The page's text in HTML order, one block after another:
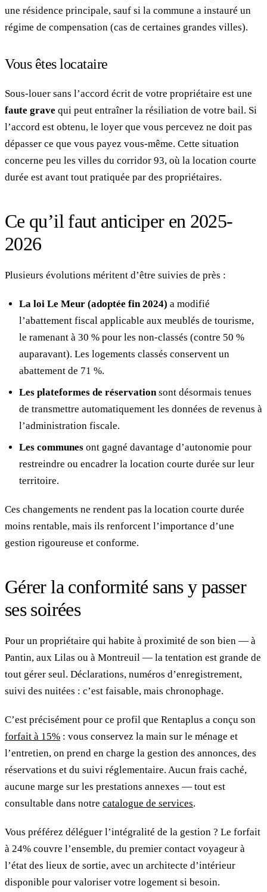
une résidence principale, sauf si la commune a instauré un
régime de compensation (cas de certaines grandes villes).
Vous êtes locataire
Sous-louer sans l’accord écrit de votre propriétaire est une
faute grave qui peut entraîner la résiliation de votre bail. Si
l’accord est obtenu, le loyer que vous percevez ne doit pas
dépasser ce que vous payez vous-même. Cette situation
concerne peu les villes du corridor 93, où la location courte
durée est avant tout pratiquée par des propriétaires.
Ce qu’il faut anticiper en 2025-
2026
Plusieurs évolutions méritent d’être suivies de près :
La loi Le Meur (adoptée fin 2024) a modifié
l’abattement fiscal applicable aux meublés de tourisme,
le ramenant à 30 % pour les non-classés (contre 50 %
auparavant). Les logements classés conservent un
abattement de 71 %.
Les plateformes de réservationsont désormais tenues
de transmettre automatiquement les données de revenus à
l’administration fiscale.
Les communes ont gagné davantage d’autonomie pour
restreindre ou encadrer la location courte durée sur leur
territoire.
Ces changements ne rendent pas la location courte durée
moins rentable, mais ils renforcent l’importance d’une
gestion rigoureuse et conforme.
Gérer la conformité sans y passer
ses soirées
Pour un propriétaire qui habite à proximité de son bien — à
Pantin, aux Lilas ou à Montreuil — la tentation est grande de
tout gérer seul. Déclarations, numéros d’enregistrement,
suivi des nuitées : c’est faisable, mais chronophage.
C’est précisément pour ce profil que Rentaplus a conçu son
forfait à 15% : vous conservez la main sur le ménage et
l’entretien, on prend en charge la gestion des annonces, des
réservations et du suivi réglementaire. Aucun frais caché,
aucune marge sur les prestations annexes — tout est
consultable dans notre catalogue de services.
Vous préférez déléguer l’intégralité de la gestion ? Le forfait
à 24% couvre l’ensemble, du premier contact voyageur à
l’état des lieux de sortie, avec un architecte d’intérieur
disponible pour valoriser votre logement si besoin.